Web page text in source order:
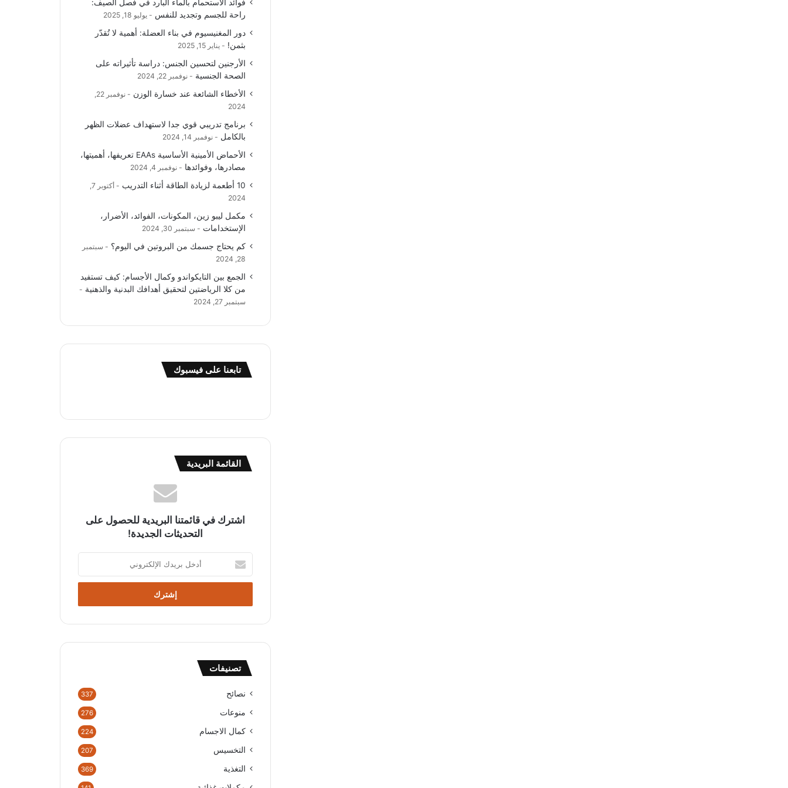
و
ك
T
u
b
e
ق
ر
ا
ا
ل
م
ع
R
فوائد الاستحمام بالماء البارد في فصل الصيف:
راحة للجسم وتجديد للنفس
يوليو 18, 2025
دور المغنيسيوم في بناء العضلة: أهمية لا تُقدّر
بثمن!
يناير 15, 2025
الأرجنين لتحسين الجنس: دراسة تأثيراته على
الصحة الجنسية
نوفمبر 22, 2024
الأخطاء الشائعة عند خسارة الوزن
نوفمبر 22,
2024
برنامج تدريبي قوي جدا لاستهداف عضلات الظهر
بالكامل
نوفمبر 14, 2024
الأحماض الأمينية الأساسية EAAs تعريفها، أهميتها،
مصادرها، وفوائدها
نوفمبر 4, 2024
10 أطعمة لزيادة الطاقة أثناء التدريب
أكتوبر 7,
2024
مكمل ليبو زين، المكونات، الفوائد، الأضرار،
الإستخدامات
سبتمبر 30, 2024
كم يحتاج جسمك من البروتين في اليوم؟
سبتمبر
28, 2024
الجمع بين التايكواندو وكمال الأجسام: كيف تستفيد
من كلا الرياضتين لتحقيق أهدافك البدنية والذهنية
سبتمبر 27, 2024
تابعنا على فيسبوك
القائمة البريدية
اشترك في قائمتنا البريدية للحصول على
التحديثات الجديدة!
خ
ب
د
إ
ت
و
ن
تصنيفات
نصائح 337
منوعات 276
كمال الاجسام 224
التخسيس 207
التغذية 369